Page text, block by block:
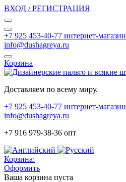
ВХОД / РЕГИСТРАЦИЯ
+7 925 453-40-77 интернет-магазин
info@dushagreya.ru
Корзина
Доставляем по всему миру.
+7 925 453-40-77 интернет-магазин
info@dushagreya.ru
+7 916 979-38-36 опт
Корзина:
Оформить
Ваша корзина пуста